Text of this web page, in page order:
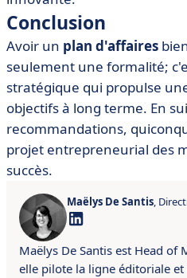
Conclusion
Avoir un plan d'affaires
seulement une formalité;
stratégique qui propulse
objectifs à long terme. En
recommandations,
projet entrepreneurial des
succès.
Maëlys De Santis,
Maëlys De Santis est Head of
elle pilote la ligne éditoriale